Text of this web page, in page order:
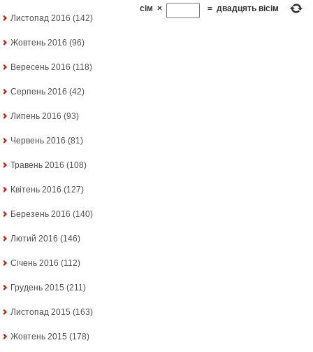
Листопад 2016 (142)
Жовтень 2016 (96)
Вересень 2016 (118)
Серпень 2016 (42)
Липень 2016 (93)
Червень 2016 (81)
Травень 2016 (108)
Квітень 2016 (127)
Березень 2016 (140)
Лютий 2016 (146)
Січень 2016 (112)
Грудень 2015 (211)
Листопад 2015 (163)
Жовтень 2015 (178)
сім × = двадцять вісім